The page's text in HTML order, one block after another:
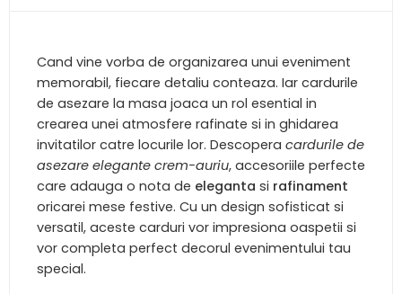
Cand vine vorba de organizarea unui eveniment
memorabil, fiecare detaliu conteaza. Iar cardurile
de asezare la masa joaca un rol esential in
crearea unei atmosfere rafinate si in ghidarea
invitatilor catre locurile lor. Descopera cardurile de
asezare elegante crem-auriu, accesoriile perfecte
care adauga o nota de eleganta si rafinament
oricarei mese festive. Cu un design sofisticat si
versatil, aceste carduri vor impresiona oaspetii si
vor completa perfect decorul evenimentului tau
special.